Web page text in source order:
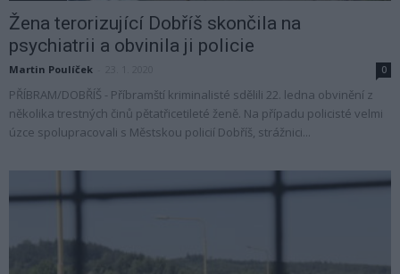
Žena terorizující Dobříš skončila na
psychiatrii a obvinila ji policie
Martin Poulíček 0
PŘÍBRAM/DOBŘÍŠ - Příbramští kriminalisté sdělili 22. ledna obvinění z
několika trestných činů pětatřicetileté ženě. Na případu policisté velmi
úzce spolupracovali s Městskou policií Dobříš, strážnici...